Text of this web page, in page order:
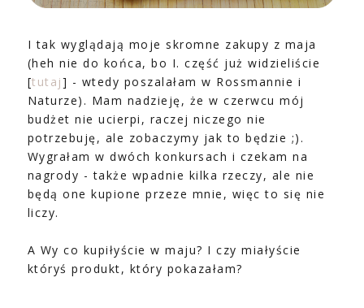
I tak wyglądają moje skromne zakupy z maja
(heh nie do końca, bo I. część już widzieliście
[tutaj] - wtedy poszalałam w Rossmannie i
Naturze). Mam nadzieję, że w czerwcu mój
budżet nie ucierpi, raczej niczego nie
potrzebuję, ale zobaczymy jak to będzie ;).
Wygrałam w dwóch konkursach i czekam na
nagrody - także wpadnie kilka rzeczy, ale nie
będą one kupione przeze mnie, więc to się nie
liczy.
A Wy co kupiłyście w maju? I czy miałyście
któryś produkt, który pokazałam?